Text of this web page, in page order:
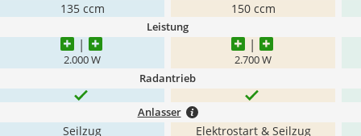
135 ccm 150 ccm
Leistung
2.000 W 2.700 W
Radantrieb
Anlasser
Seilzug Elektrostart & Seilzug